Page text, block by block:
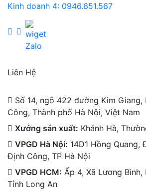
Kinh doanh 4: 0946.651.567
Liên Hệ
Số 14, ngõ 422 đường Kim
Công, Thành phố Hà Nội, Việt Nam
Xưởng sản xuất: Khánh Hà,
VPGD Hà Nội: 14D1 Hồng Quang,
Định Công, TP Hà Nội
VPGD HCM: Ấp 4, Xã Lương Bình,
Tỉnh Long An